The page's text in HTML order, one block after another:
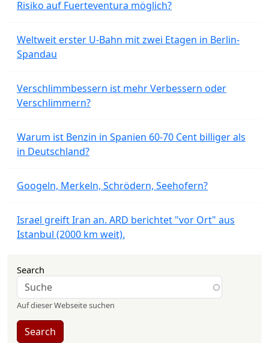
Risiko auf Fuerteventura möglich?
Weltweit erster U-Bahn mit zwei Etagen in Berlin-
Spandau
Verschlimmbessern ist mehr Verbessern oder
Verschlimmern?
Warum ist Benzin in Spanien 60-70 Cent billiger als
in Deutschland?
Googeln, Merkeln, Schrödern, Seehofern?
Israel greift Iran an. ARD berichtet "vor Ort" aus
Istanbul (2000 km weit).
Search
Auf dieser Webseite suchen
Search